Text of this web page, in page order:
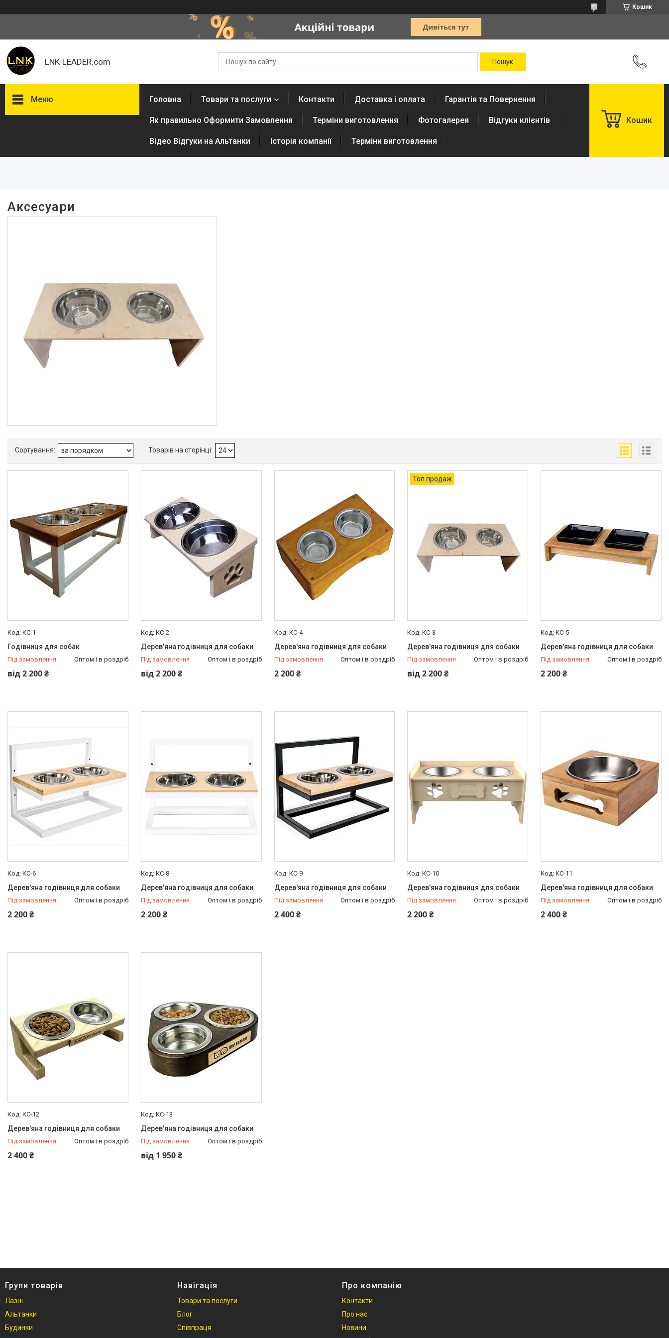
Кошик
LNK-LEADER.com
Меню
Відгуки
Головна Товари та послуги Контакти Доставка і оплата Гарантія та Повернення
Як правильно Оформити Замовлення Терміни виготовлення Фотогалерея Відгуки клієнтів
Відео Відгуки на Альтанки Історія компанії Терміни виготовлення
Кошик
Аксесуари
КС-1
Годівниця для собак
Під замовлення Оптом і в роздріб
від 2 200 ₴
КС-2
Дерев'яна годівниця для собаки
Під замовлення Оптом і в роздріб
від 2 200 ₴
КС-4
Дерев'яна годівниця для собаки
Під замовлення Оптом і в роздріб
2 200 ₴
Топ продаж
КС-3
Дерев'яна годівниця для собаки
Під замовлення Оптом і в роздріб
від 2 200 ₴
КС-5
Дерев'яна годівниця для собаки
Під замовлення Оптом і в роздріб
2 200 ₴
КС-6
Дерев'яна годівниця для собаки
Під замовлення Оптом і в роздріб
2 200 ₴
КС-8
Дерев'яна годівниця для собаки
Під замовлення Оптом і в роздріб
2 200 ₴
КС-9
Дерев'яна годівниця для собаки
Під замовлення Оптом і в роздріб
2 400 ₴
КС-10
Дерев'яна годівниця для собаки
Під замовлення Оптом і в роздріб
2 200 ₴
КС-11
Дерев'яна годівниця для собаки
Під замовлення Оптом і в роздріб
2 400 ₴
КС-12
Дерев'яна годівниця для собаки
Під замовлення Оптом і в роздріб
2 400 ₴
КС-13
Дерев'яна годівниця для собаки
Під замовлення Оптом і в роздріб
від 1 950 ₴
Групи товарів
Лазні
Альтанки
Будинки
Навігація
Товари та послуги
Блог
Співпраця
Про компанію
Контакти
Про нас
Новини